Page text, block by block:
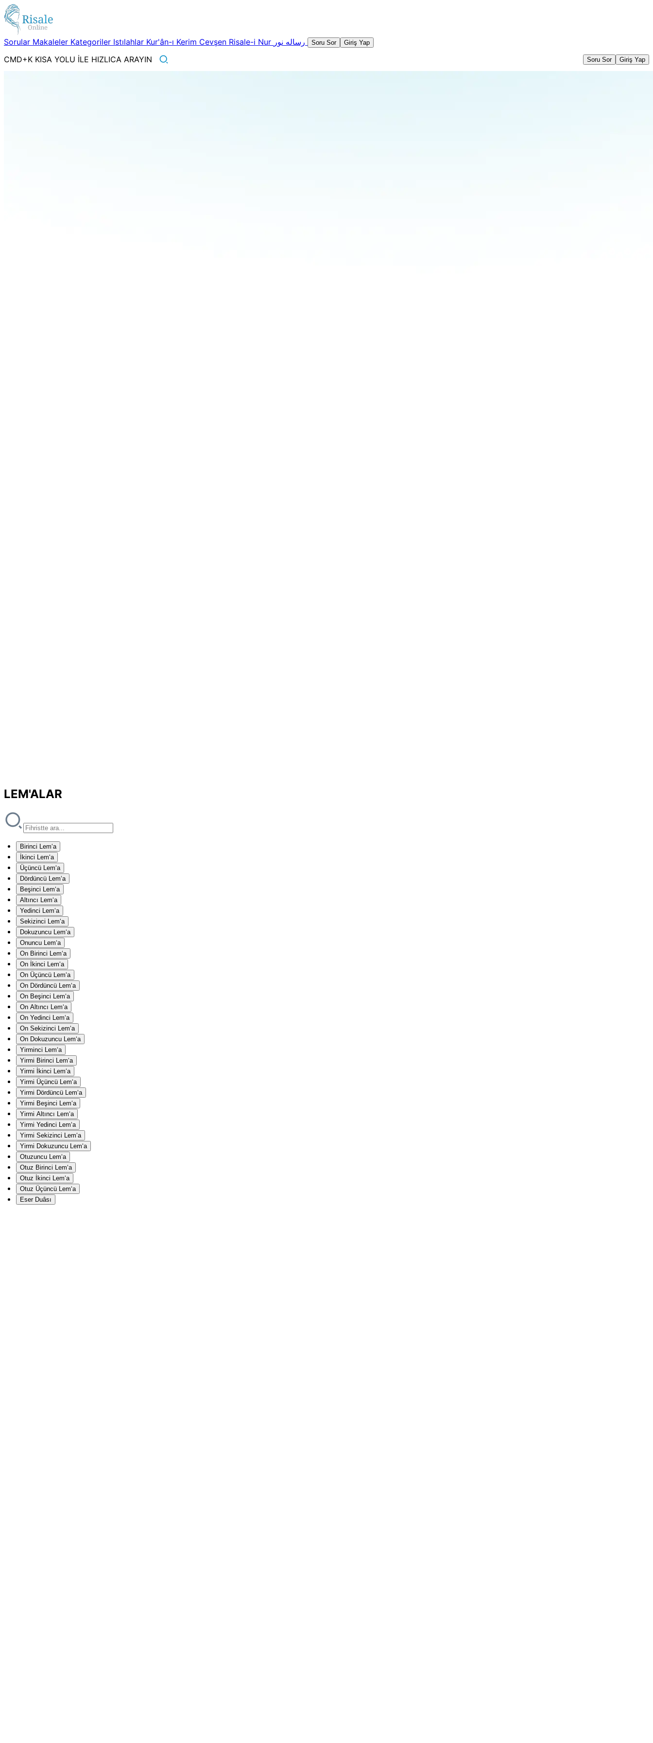
Sorular Makaleler Kategoriler Istılahlar Kur'ân-ı Kerim Cevşen Risale-i Nur Soru Sor Giriş Yap
CMD+K KISA YOLU İLE HIZLICA ARAYIN Soru Sor Giriş Yap
LEM'ALAR
Birinci Lem‘a
İkinci Lem‘a
Üçüncü Lem‘a
Dördüncü Lem‘a
Beşinci Lem‘a
Altıncı Lem‘a
Yedinci Lem‘a
Sekizinci Lem‘a
Dokuzuncu Lem‘a
Onuncu Lem‘a
On Birinci Lem‘a
On İkinci Lem‘a
On Üçüncü Lem‘a
On Dördüncü Lem‘a
On Beşinci Lem‘a
On Altıncı Lem‘a
On Yedinci Lem‘a
On Sekizinci Lem‘a
On Dokuzuncu Lem‘a
Yirminci Lem‘a
Yirmi Birinci Lem‘a
Yirmi İkinci Lem‘a
Yirmi Üçüncü Lem‘a
Yirmi Dördüncü Lem‘a
Yirmi Beşinci Lem‘a
Yirmi Altıncı Lem‘a
Yirmi Yedinci Lem‘a
Yirmi Sekizinci Lem‘a
Yirmi Dokuzuncu Lem‘a
Otuzuncu Lem‘a
Otuz Birinci Lem‘a
Otuz İkinci Lem‘a
Otuz Üçüncü Lem‘a
Eser Duâsı